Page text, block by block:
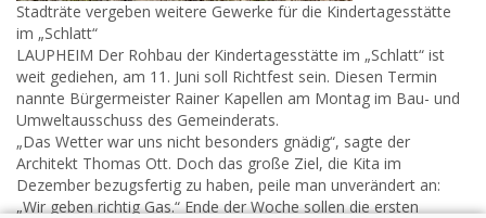
Stadträte vergeben weitere Gewerke für die Kindertagesstätte
im „Schlatt“
LAUPHEIM Der Rohbau der Kindertagesstätte im „Schlatt“ ist
weit gediehen, am 11. Juni soll Richtfest sein. Diesen Termin
nannte Bürgermeister Rainer Kapellen am Montag im Bau- und
Umweltausschuss des Gemeinderats.
„Das Wetter war uns nicht besonders gnädig“, sagte der
Architekt Thomas Ott. Doch das große Ziel, die Kita im
Dezember bezugsfertig zu haben, peile man unverändert an:
„Wir geben richtig Gas.“ Ende der Woche sollen die ersten